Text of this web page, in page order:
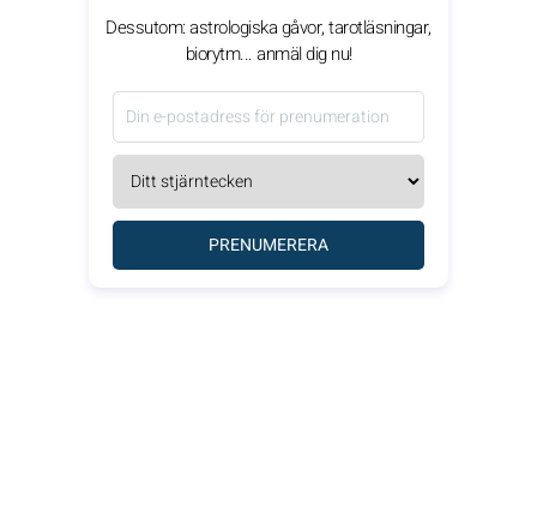
Dessutom: astrologiska gåvor, tarotläsningar,
biorytm... anmäl dig nu!
PRENUMERERA